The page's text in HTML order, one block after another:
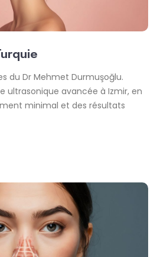
du Dr Mehmet Durmuşoğlu.
ultrasonique avancée à Izmir, en
minimal et des résultats